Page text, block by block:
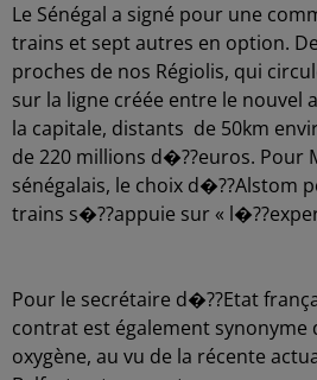
Le Sénégal a signé pour une
trains et sept autres en option.
proches de nos Régiolis, qui
sur la ligne créée entre le nouvel
la capitale, distants de 50km
de 220 millions d�??euros. Pour
sénégalais, le choix d�??Alstom
trains s�??appuie sur «
Pour le secrétaire d�??Etat
contrat est également synonyme
oxygène, au vu de la récente